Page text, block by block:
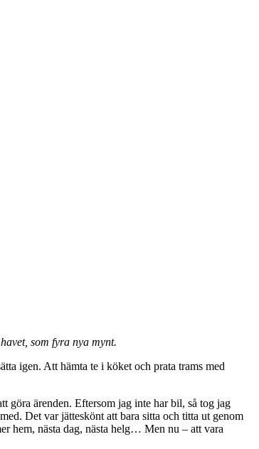
som fyra nya mynt.
igen. Att hämta te i köket och prata trams med
göra ärenden. Eftersom jag inte har bil, så tog jag
Det var jätteskönt att bara sitta och titta ut genom
hem, nästa dag, nästa helg… Men nu – att vara